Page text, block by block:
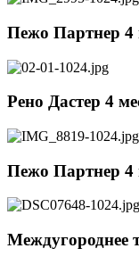
Пежо Партнер 4
Рено Дастер 4
Пежо Партнер 4
Междугороднее